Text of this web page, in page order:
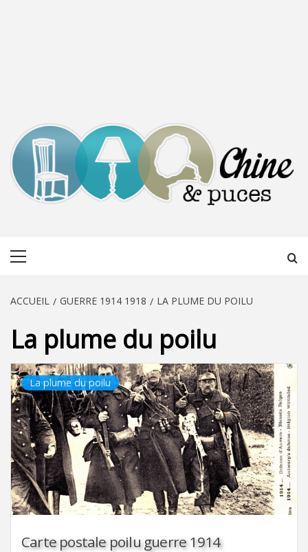
ACCUEIL GUERRE 1914 1918 LA PLUME DU POILU
La plume du poilu
La plume du poilu
Carte postale poilu guerre 1914